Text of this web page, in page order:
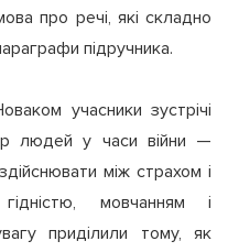
про речі, які складно
підручника.
учасники зустрічі
людей у часи війни —
між страхом і
мовчанням і
приділили тому, як